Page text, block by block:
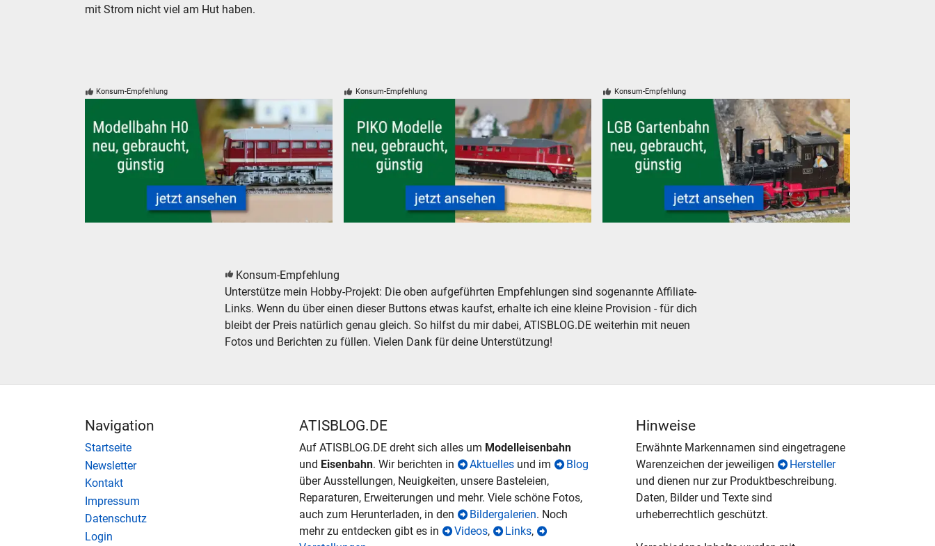
mit Strom nicht viel am Hut haben.
Konsum-Empfehlung Konsum-Empfehlung Konsum-Empfehlung
Konsum-Empfehlung
Unterstütze mein Hobby-Projekt: Die oben aufgeführten Empfehlungen sind sogenannte Affiliate-
Links. Wenn du über einen dieser Buttons etwas kaufst, erhalte ich eine kleine Provision - für dich
bleibt der Preis natürlich genau gleich. So hilfst du mir dabei, ATISBLOG.DE weiterhin mit neuen
Fotos und Berichten zu füllen. Vielen Dank für deine Unterstützung!
Navigation
Startseite
Newsletter
Kontakt
Impressum
Datenschutz
Login
ATISBLOG.DE
Auf ATISBLOG.DE dreht sich alles um Modelleisenbahn
und Eisenbahn. Wir berichten in Aktuelles und im
Blog
über Ausstellungen, Neuigkeiten, unsere Basteleien,
Reparaturen, Erweiterungen und mehr. Viele schöne Fotos,
auch zum Herunterladen, in den
Bildergalerien. Noch
mehr zu entdecken gibt es in
Videos, Links,
Hinweise
Erwähnte Markennamen sind eingetragene
Warenzeichen der jeweiligen
Hersteller
und dienen nur zur Produktbeschreibung.
Daten, Bilder und Texte sind
urheberrechtlich geschützt.